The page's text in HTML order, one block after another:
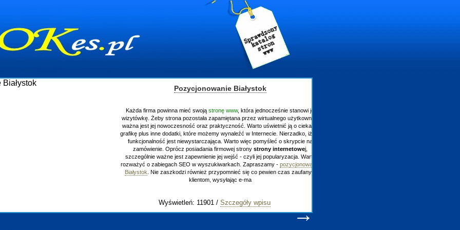
Pozycjonowanie Białystok
Każda firma powinna mieć swojąstronę www, która jednocześnie stanowi jej
wizytówkę. Żeby strona pozostała zapamiętana przez wirtualnego użytkownika
ważna jest jej nowoczesność oraz praktyczność. Warto uświetnić ją o ciekawą
grafikę plus inne dodatki, które możemy wynaleźć w Internecie. Nierzadko, iż ich
funkcjonalność jest niewystarczająca. Warto więc pomyśleć o skrypcie na
zamówienie. Oprócz posiadania firmowej stronystrony internetowej,
szczególnie ważne jest zapewnienie jej wejść - czyli jej popularyzacja. Warto
rozważyć o zabiegach SEO w wyszukiwarkach. Zapraszamy -pozycjonowanie
Białystok. Nie zaszkodzi również przypomnieć się co pewien czas zaufanym
klientom, wysyłając e-ma
Wyświetleń: 11901 /Szczegóły wpisu
→